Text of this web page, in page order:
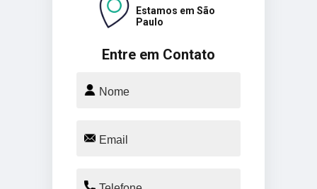
Entre em Contato
Estamos em São
Paulo